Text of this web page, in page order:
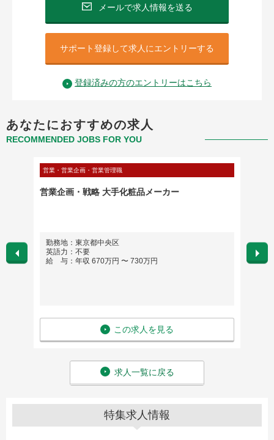
メールで求人情報を送る
サポート登録して求人にエントリーする
登録済みの方のエントリーはこちら
あなたにおすすめの求人
RECOMMENDED JOBS FOR YOU
営業・営業企画・営業管理職
営業企画・戦略 大手化粧品メーカー
勤務地：東京都中央区
英語力：不要
給 与：年収 670万円 〜 730万円
この求人を見る
勤務
英語
給
求人一覧に戻る
特集求人情報